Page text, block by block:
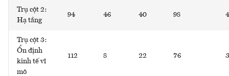
Trụ cột 2:
Hạ tầng
94 46 40 98 4
Trụ cột 3:
Ổn định
kinh tế vĩ
mô
112 8 22 76